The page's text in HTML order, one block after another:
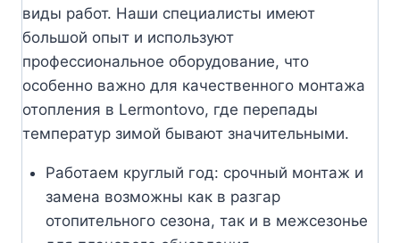
виды работ. Наши специалисты имеют
большой опыт и используют
профессиональное оборудование, что
особенно важно для качественного монтажа
отопления в Lermontovo, где перепады
температур зимой бывают значительными.
Работаем круглый год: срочный монтаж и
замена возможны как в разгар
отопительного сезона, так и в межсезонье